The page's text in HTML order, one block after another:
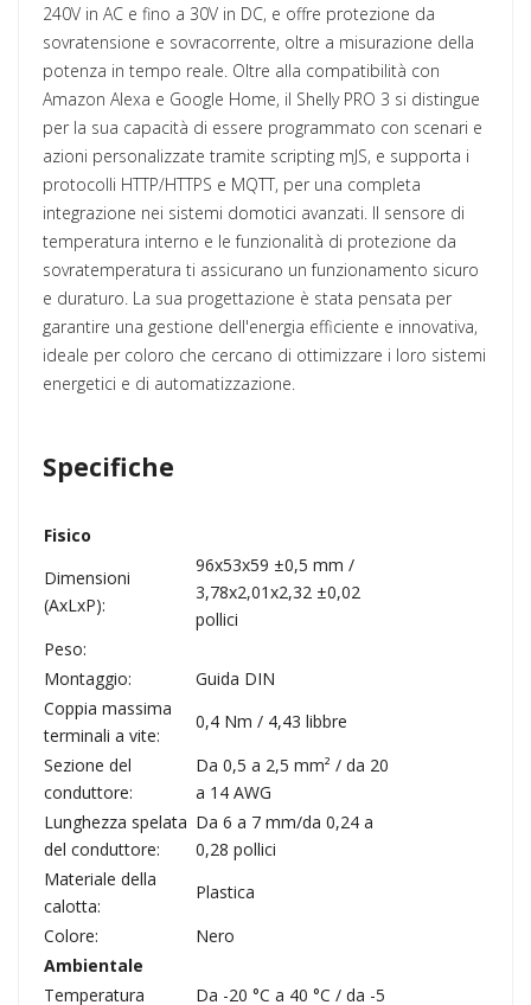
240V in AC e fino a 30V in DC, e offre protezione da
sovratensione e sovracorrente, oltre a misurazione della
potenza in tempo reale. Oltre alla compatibilità con
Amazon Alexa e Google Home, il Shelly PRO 3 si distingue
per la sua capacità di essere programmato con scenari e
azioni personalizzate tramite scripting mJS, e supporta i
protocolli HTTP/HTTPS e MQTT, per una completa
integrazione nei sistemi domotici avanzati. Il sensore di
temperatura interno e le funzionalità di protezione da
sovratemperatura ti assicurano un funzionamento sicuro
e duraturo. La sua progettazione è stata pensata per
garantire una gestione dell'energia efficiente e innovativa,
ideale per coloro che cercano di ottimizzare i loro sistemi
energetici e di automatizzazione.
Specifiche
Fisico
Dimensioni
(AxLxP):
96x53x59 ±0,5 mm /
3,78x2,01x2,32 ±0,02
pollici
Peso:
Montaggio:
Guida DIN
Coppia massima
terminali a vite:
0,4 Nm / 4,43 libbre
Sezione del
conduttore:
Da 0,5 a 2,5 mm² / da 20
a 14 AWG
Lunghezza spelata
del conduttore:
Da 6 a 7 mm/da 0,24 a
0,28 pollici
Materiale della
calotta:
Plastica
Colore:
Nero
Ambientale
Temperatura
Da -20 °C a 40 °C / da -5